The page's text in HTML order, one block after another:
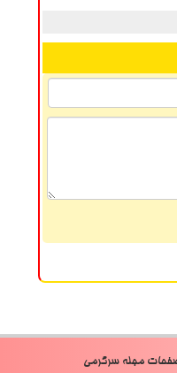
مجله سرگرمی